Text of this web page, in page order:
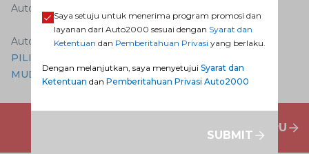
Auto2000, Senin (7/2).
Auto2000 Digiroom
PILIH DAN MILIKI MOBIL BARU TOYOTA SECARA
MUDAH DI SINI
PENAWARAN MOBIL BARU
Saya setuju untuk menerima program promosi dan
layanan dari Auto2000 sesuai dengan Syarat dan
Ketentuan dan Pemberitahuan Privasi yang berlaku.
Dengan melanjutkan, saya menyetujui Syarat dan
Ketentuan dan Pemberitahuan Privasi Auto2000
SUBMIT